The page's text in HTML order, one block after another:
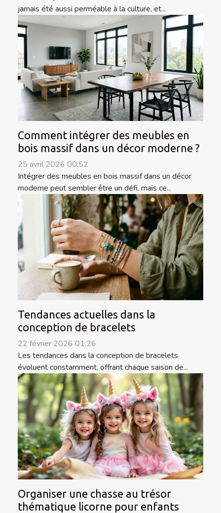
jamais été aussi perméable à la culture, et...
Comment intégrer des meubles en
bois massif dans un décor moderne ?
25 avril 2026 00:52
Intégrer des meubles en bois massif dans un décor
moderne peut sembler être un défi, mais ce...
Tendances actuelles dans la
conception de bracelets
22 février 2026 01:26
Les tendances dans la conception de bracelets
évoluent constamment, offrant chaque saison de...
Organiser une chasse au trésor
thématique licorne pour enfants